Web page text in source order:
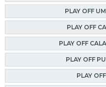
PLAY OFF
PLAY OFF
PLAY OFF
PLAY OFF
PLAY